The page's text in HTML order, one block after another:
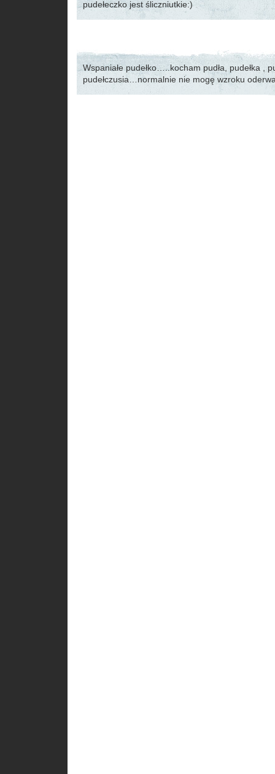
pudełeczko jest śliczniutkie:)
Wspaniałe pudełko…..kocham pudła, pudełka ,
pudełczusia…normalnie nie mogę wzroku